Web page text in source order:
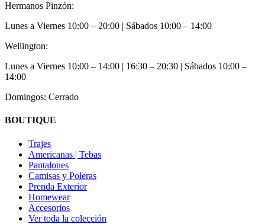
Hermanos Pinzón:
Lunes a Viernes 10:00 – 20:00 | Sábados 10:00 – 14:00
Wellington:
Lunes a Viernes 10:00 – 14:00 | 16:30 – 20:30 | Sábados 10:00 –
14:00
Domingos: Cerrado
BOUTIQUE
Trajes
Americanas | Tebas
Pantalones
Camisas y Poleras
Prenda Exterior
Homewear
Accesorios
Ver toda la colección